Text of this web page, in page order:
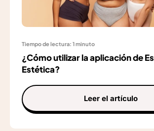
Tiempo de lectura: 1 minuto
¿Cómo utilizar la aplicación de
Estética?
Leer el artículo